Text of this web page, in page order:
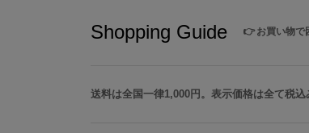
Shopping Guide 👉お買い物で
送料は全国一律1,000円。表示価格は全て税込